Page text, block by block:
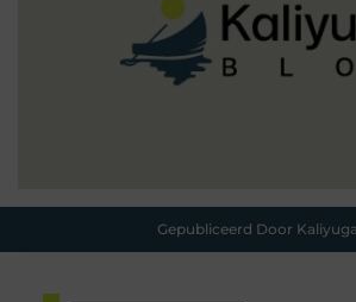
Gepubliceerd Door